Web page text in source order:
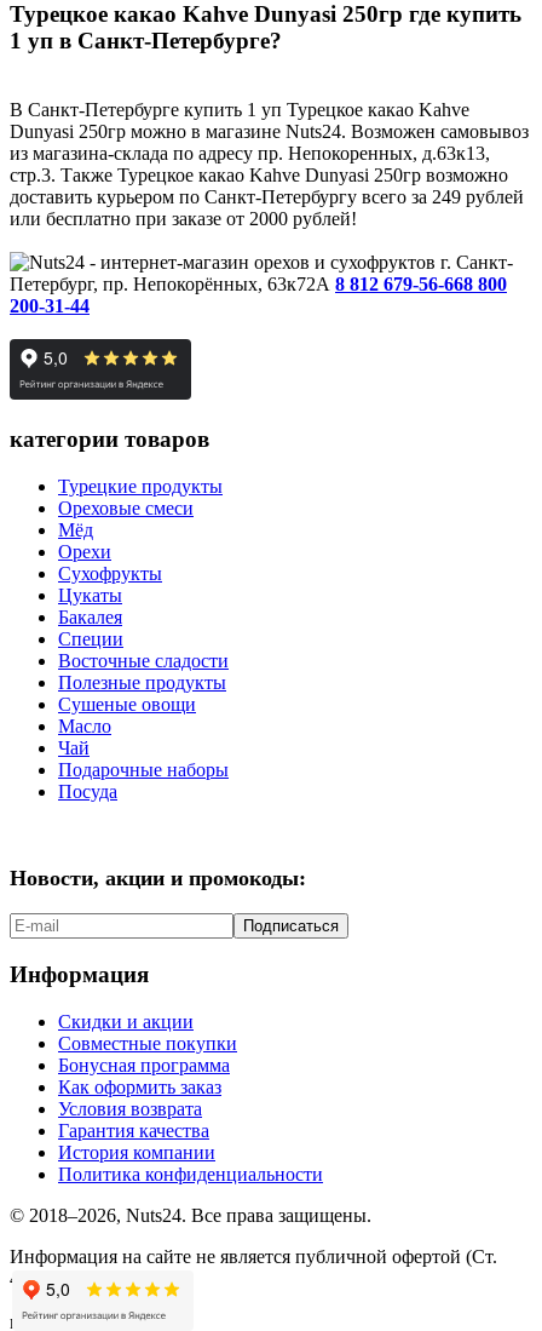
Турецкое какао Kahve Dunyasi 250гр где купить
1 уп в Санкт-Петербурге?
В Санкт-Петербурге купить 1 уп Турецкое какао Kahve
Dunyasi 250гр можно в магазине Nuts24. Возможен самовывоз
из магазина-склада по адресу пр. Непокоренных, д.63к13,
стр.3. Также Турецкое какао Kahve Dunyasi 250гр возможно
доставить курьером по Санкт-Петербургу всего за 249 рублей
или бесплатно при заказе от 2000 рублей!
г. Санкт-
Петербург, пр. Непокорённых, 63к72А 8 812 679-56-668 800
200-31-44
категории товаров
Турецкие продукты
Ореховые смеси
Мёд
Орехи
Сухофрукты
Цукаты
Бакалея
Специи
Восточные сладости
Полезные продукты
Сушеные овощи
Масло
Чай
Подарочные наборы
Посуда
Новости, акции и промокоды:
Подписаться
Информация
Скидки и акции
Совместные покупки
Бонусная программа
Как оформить заказ
Условия возврата
Гарантия качества
История компании
Политика конфиденциальности
© 2018–2026, Nuts24. Все права защищены.
Информация на сайте не является публичной офертой (Ст.
437.2 ГК РФ).
мы в соцсетях